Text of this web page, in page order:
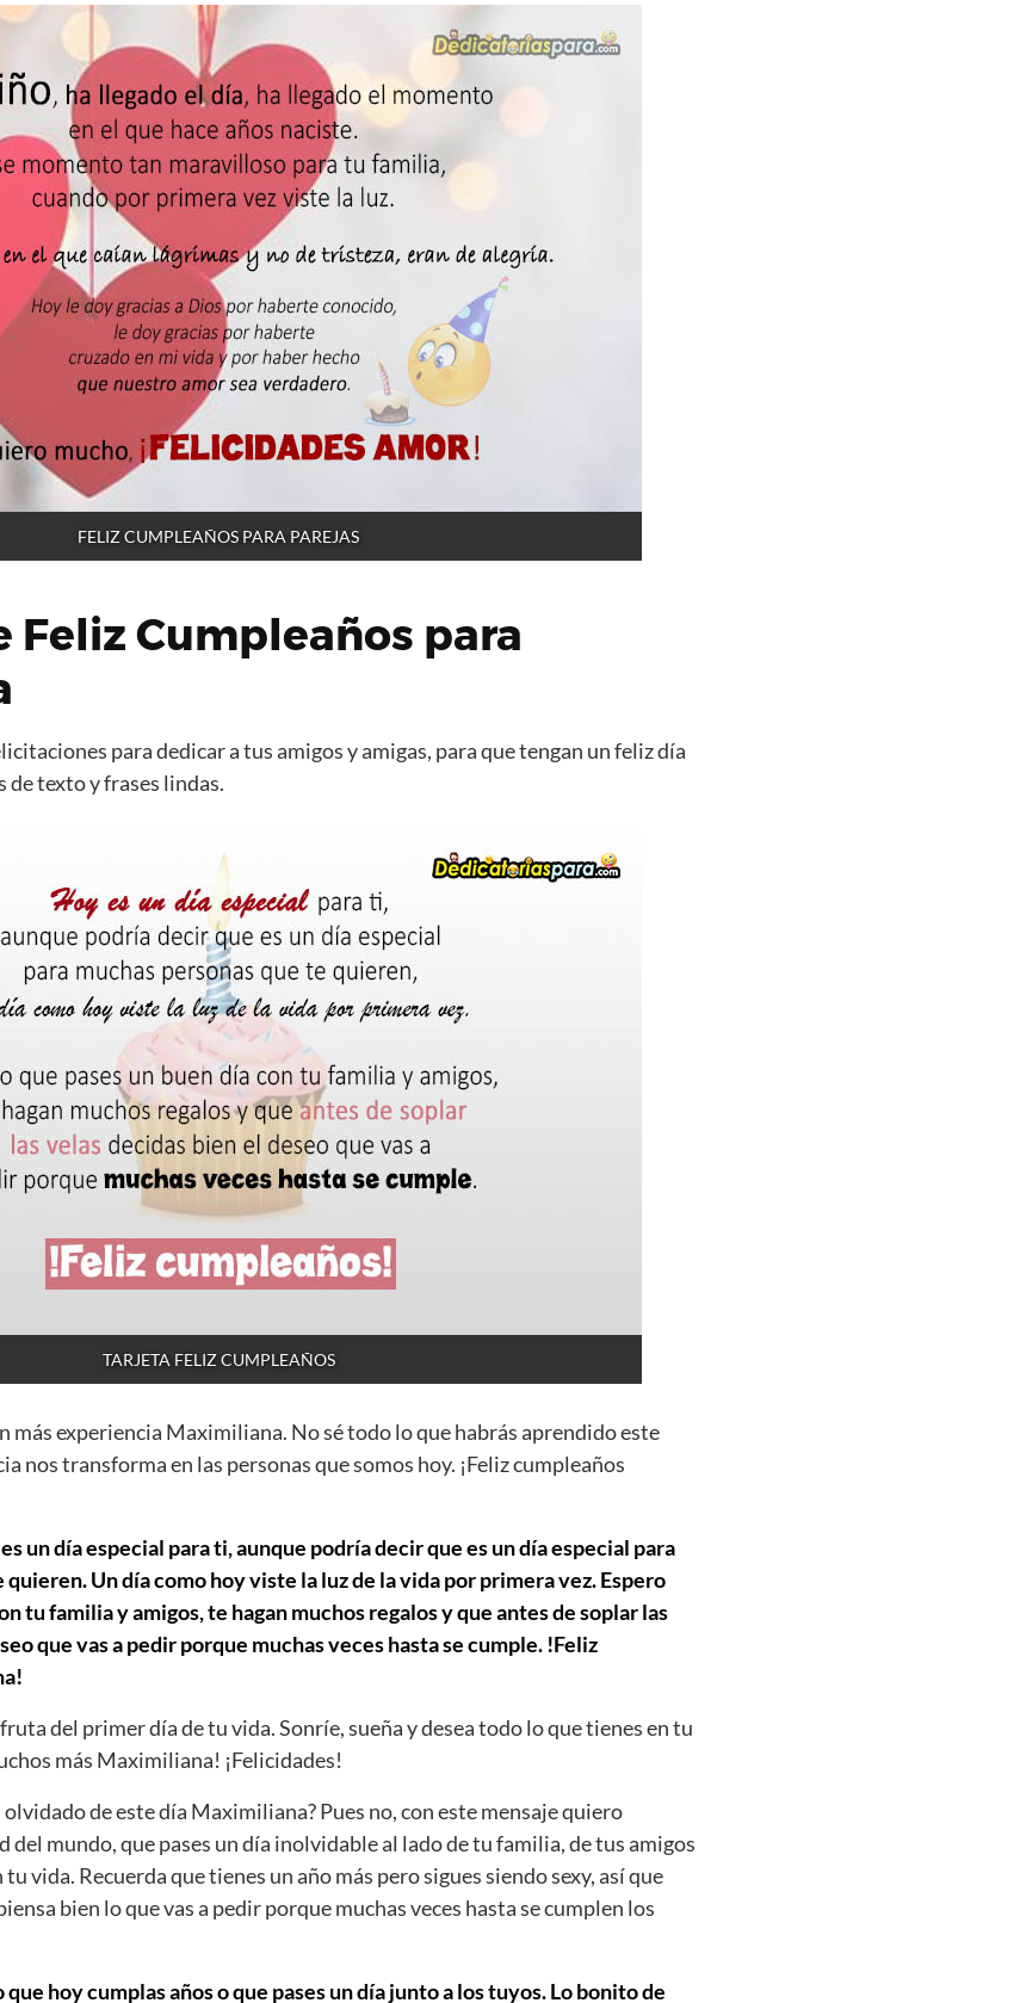
FELIZ CUMPLEAÑOS PARA PAREJAS
Feliz Cumpleaños para
para dedicar a tus amigos y amigas, para que tengan un feliz día
de texto y frases lindas.
TARJETA FELIZ CUMPLEAÑOS
más experiencia Maximiliana. No sé todo lo que habrás aprendido este
nos transforma en las personas que somos hoy. ¡Feliz cumpleaños
un día especial para ti, aunque podría decir que es un día especial para
quieren. Un día como hoy viste la luz de la vida por primera vez. Espero
tu familia y amigos, te hagan muchos regalos y que antes de soplar las
que vas a pedir porque muchas veces hasta se cumple. !Feliz
del primer día de tu vida. Sonríe, sueña y desea todo lo que tienes en tu
más Maximiliana! ¡Felicidades!
olvidado de este día Maximiliana? Pues no, con este mensaje quiero
del mundo, que pases un día inolvidable al lado de tu familia, de tus amigos
vida. Recuerda que tienes un año más pero sigues siendo sexy, así que
bien lo que vas a pedir porque muchas veces hasta se cumplen los
que hoy cumplas años o que pases un día junto a los tuyos. Lo bonito de